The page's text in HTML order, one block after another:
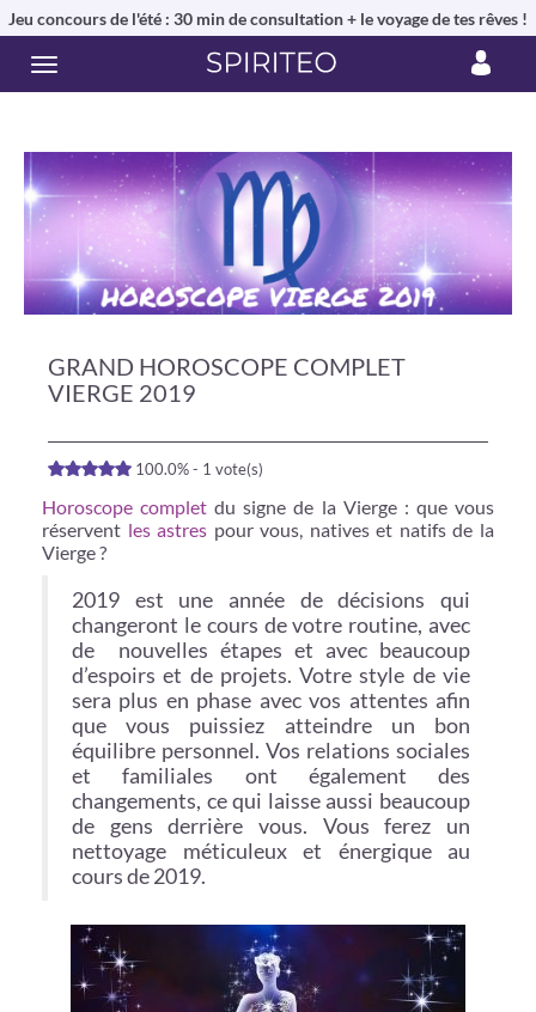
Jeu concours de l'été : 30 min de consultation + le voyage de tes rêves !
GRAND HOROSCOPE COMPLET
VIERGE 2019
100.0% - 1 vote(s)
Horoscope complet du signe de la Vierge : que vous
réservent les astres pour vous, natives et natifs de la
Vierge ?
2019 est une année de décisions qui
changeront le cours de votre routine, avec
de nouvelles étapes et avec beaucoup
d’espoirs et de projets. Votre style de vie
sera plus en phase avec vos attentes afin
que vous puissiez atteindre un bon
équilibre personnel. Vos relations sociales
et familiales ont également des
changements, ce qui laisse aussi beaucoup
de gens derrière vous. Vous ferez un
nettoyage méticuleux et énergique au
cours de 2019.